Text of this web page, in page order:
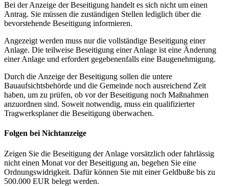
Bei der Anzeige der Beseitigung handelt es sich nicht um einen
Antrag. Sie müssen die zuständigen Stellen lediglich über die
bevorstehende Beseitigung informieren.
Angezeigt werden muss nur die vollständige Beseitigung einer
Anlage. Die teilweise Beseitigung einer Anlage ist eine Änderung
einer Anlage und erfordert gegebenenfalls eine Baugenehmigung.
Durch die Anzeige der Beseitigung sollen die untere
Bauaufsichtsbehörde und die Gemeinde noch ausreichend Zeit
haben, um zu prüfen, ob vor der Beseitigung noch Maßnahmen
anzuordnen sind. Soweit notwendig, muss ein qualifizierter
Tragwerksplaner die Beseitigung überwachen.
Folgen bei Nichtanzeige
Zeigen Sie die Beseitigung der Anlage vorsätzlich oder fahrlässig
nicht einen Monat vor der Beseitigung an, begehen Sie eine
Ordnungswidrigkeit. Dafür können Sie mit einer Geldbuße bis zu
500.000 EUR belegt werden.